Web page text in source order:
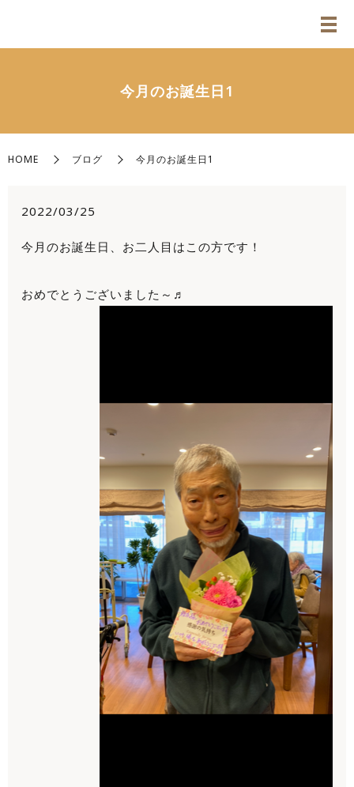
今月のお誕生日1
HOME ブログ 今月のお誕生日1
2022/03/25
今月のお誕生日、お二人目はこの方です！
おめでとうございました～♬